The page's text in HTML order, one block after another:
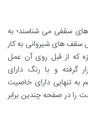
سقفی می‌ شناسند؛ به
سقف‌ های شیروانی به‌ کار
که از قبل روی آن عمل
گرفته و با رنگ دارای
به‌ تنهایی دارای خاصیت
در صفحه چندین برابر